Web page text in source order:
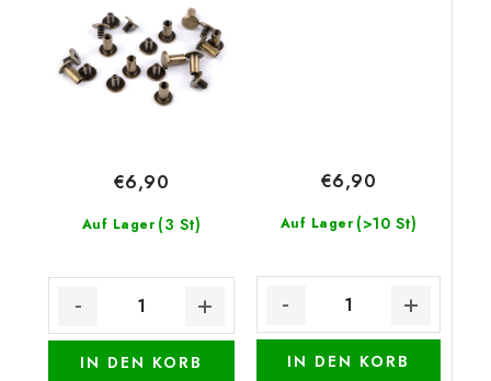
Auf Lager (3 St)
€6,90
IN DEN KORB
Auf Lager (>10 St)
€6,90
IN DEN KORB